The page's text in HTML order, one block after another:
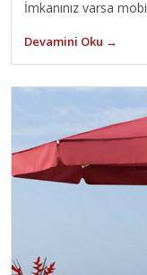
İmkanınız varsa
Devamini Oku →